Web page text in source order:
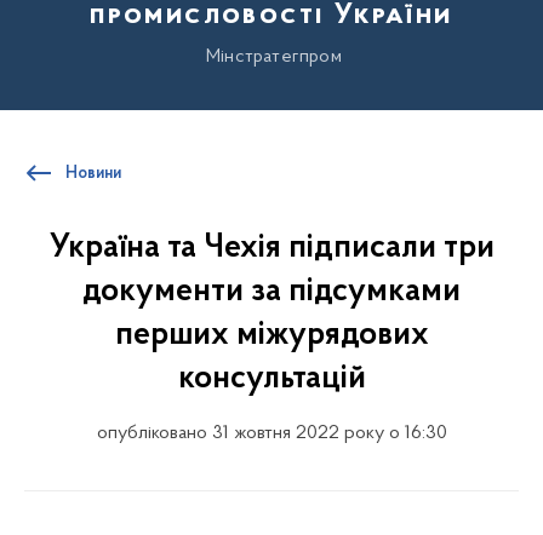
промисловості України
Мінстратегпром
Новини
Україна та Чехія підписали три
документи за підсумками
перших міжурядових
консультацій
опубліковано 31 жовтня 2022 року о 16:30